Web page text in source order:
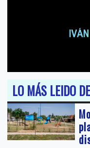
LO MÁS LEIDO